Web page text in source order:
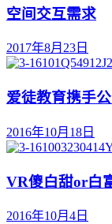
空间交互需求
2017年8月23日
爱徒教育携手
2016年10月18日
VR傻白甜or白
2016年10月4日